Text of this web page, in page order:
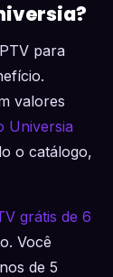
para
valores
Universia
o catálogo,
grátis de 6
Você
de 5